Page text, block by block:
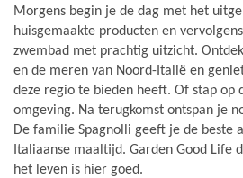
Morgens begin je de dag met het
huisgemaakte producten en
zwembad met prachtig uitzicht.
en de meren van Noord-Italië en
deze regio te bieden heeft. Of stap op
omgeving. Na terugkomst ontspan je
De familie Spagnolli geeft je de beste
Italiaanse maaltijd. Garden Good Life
het leven is hier goed.